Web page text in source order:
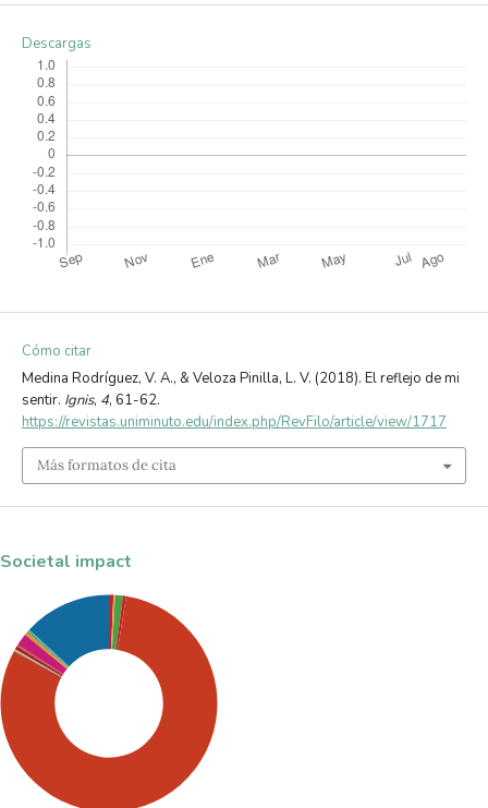
Descargas
Cómo citar
Medina Rodríguez, V. A., & Veloza Pinilla, L. V. (2018). El reflejo de mi
sentir. Ignis, 4, 61-62.
https://revistas.uniminuto.edu/index.php/RevFilo/article/view/1717
Más formatos de cita
Societal impact